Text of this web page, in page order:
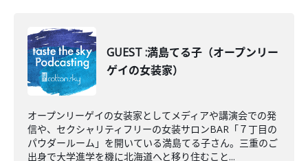
GUEST :満島てる子（オープンリー
ゲイの女装家）
オープンリーゲイの女装家としてメディアや講演会での発
信や、セクシャリティフリーの女装サロンBAR「７丁目の
パウダールーム」を開いている満島てる子さん。三重のご
出身で大学進学を機に北海道へと移り住むこと...